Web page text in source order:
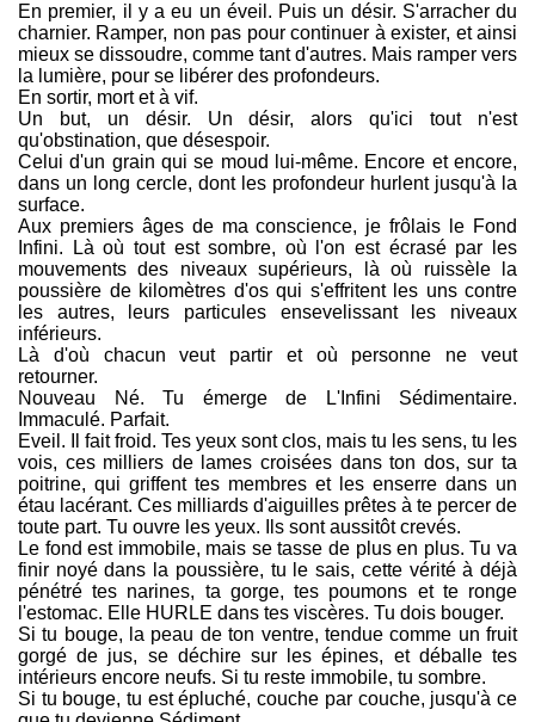
En premier, il y a eu un éveil. Puis un désir. S'arracher du
charnier. Ramper, non pas pour continuer à exister, et ainsi
mieux se dissoudre, comme tant d'autres. Mais ramper vers
la lumière, pour se libérer des profondeurs.
En sortir, mort et à vif.
Un but, un désir. Un désir, alors qu'ici tout n'est
qu'obstination, que désespoir.
Celui d'un grain qui se moud lui-même. Encore et encore,
dans un long cercle, dont les profondeur hurlent jusqu'à la
surface.
Aux premiers âges de ma conscience, je frôlais le Fond
Infini. Là où tout est sombre, où l'on est écrasé par les
mouvements des niveaux supérieurs, là où ruissèle la
poussière de kilomètres d'os qui s'effritent les uns contre
les autres, leurs particules ensevelissant les niveaux
inférieurs.
Là d'où chacun veut partir et où personne ne veut
retourner.
Nouveau Né. Tu émerge de L'Infini Sédimentaire.
Immaculé. Parfait.
Eveil. Il fait froid. Tes yeux sont clos, mais tu les sens, tu les
vois, ces milliers de lames croisées dans ton dos, sur ta
poitrine, qui griffent tes membres et les enserre dans un
étau lacérant. Ces milliards d'aiguilles prêtes à te percer de
toute part. Tu ouvre les yeux. Ils sont aussitôt crevés.
Le fond est immobile, mais se tasse de plus en plus. Tu va
finir noyé dans la poussière, tu le sais, cette vérité à déjà
pénétré tes narines, ta gorge, tes poumons et te ronge
l'estomac. Elle HURLE dans tes viscères. Tu dois bouger.
Si tu bouge, la peau de ton ventre, tendue comme un fruit
gorgé de jus, se déchire sur les épines, et déballe tes
intérieurs encore neufs. Si tu reste immobile, tu sombre.
Si tu bouge, tu est épluché, couche par couche, jusqu'à ce